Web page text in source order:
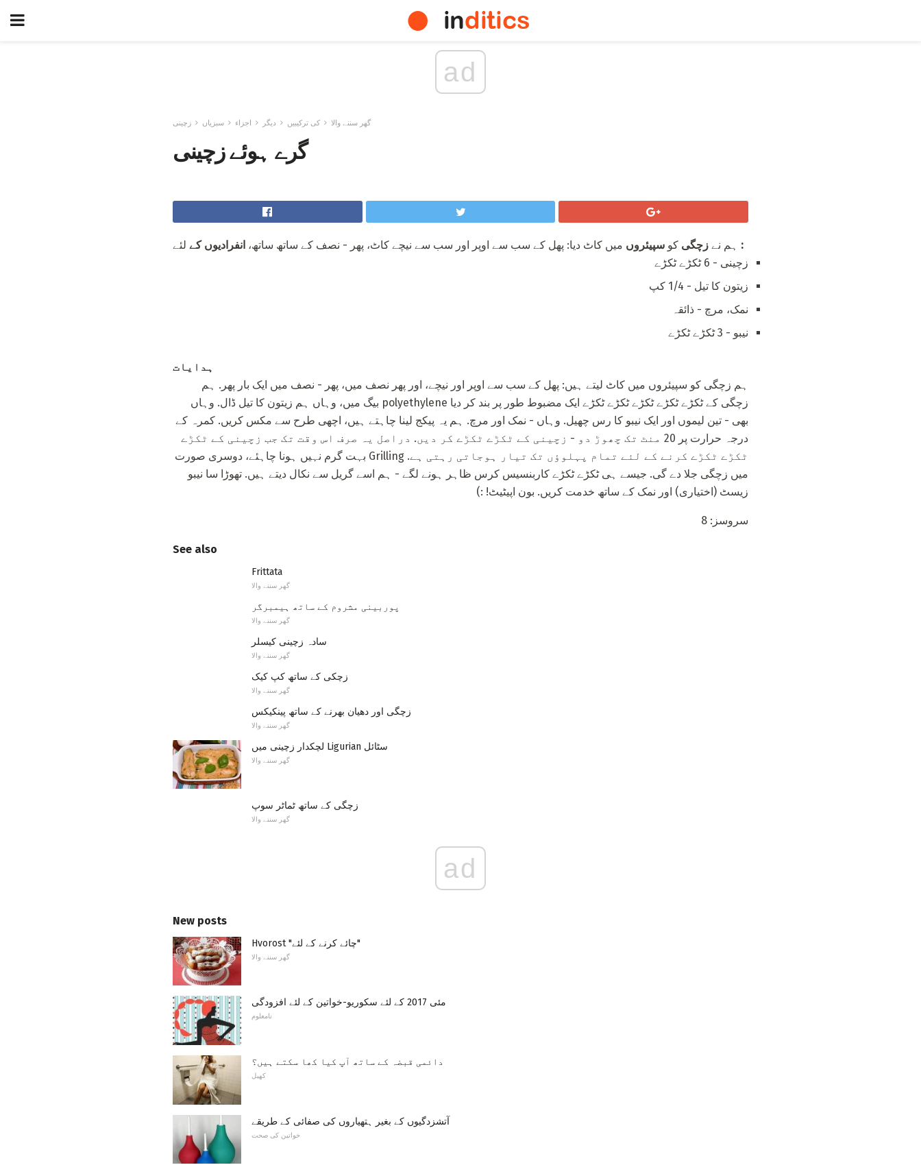
ad
گھر سننے والا کی ترکیبیں دیگر اجزاء سبزیاں زچینی
گرے ہوئے زچینی
ہم نے زچگی کو سپیئروں میں کاٹ دیا: پھل کے سب سے اوپر اور سب سے نیچے کاٹ، پھر - نصف کے ساتھ ساتھ، انفرادیوں کے
:
زچینی - 6 ٹکڑے ٹکڑے
زیتون کا تیل - 1/4 کپ
نمک، مرچ - ذائقہ
نیبو - 3 ٹکڑے ٹکڑے
ہدایات
ہم زچگی کو سپیئروں میں کاٹ لیتے ہیں: پھل کے سب سے اوپر اور نیچے، اور پھر نصف میں، پھر - نصف میں ایک بار پھر. ہم
زچگی کے ٹکڑے ٹکڑے ٹکڑے ٹکڑے ٹکڑے ایک مضبوط طور پر بند کر دیا polyethylene بیگ میں، وہاں ہم زیتون کا تیل ڈال. وہاں
بھی - تین لیموں اور ایک نیبو کا رس چھیل. وہاں - نمک اور مرچ. ہم یہ پیکج لینا چاہتے ہیں، اچھی طرح سے مکس کریں. کمرہ کے
درجہ حرارت پر 20 منٹ تک چھوڑ دو - زچینی کے ٹکڑے ٹکڑے کر دیں. دراصل یہ صرف اس وقت تک جب زچینی کے ٹکڑے
ٹکڑے ٹکڑے کرنے کے لئے تمام پہلوؤں تک تیار ہوجاتی رہتی ہے. Grilling بہت گرم نہیں ہونا چاہئے، دوسری صورت
میں زچگی جلا دے گی. جیسے ہی ٹکڑے ٹکڑے کاربنسیس کرس ظاہر ہونے لگے - ہم اسے گریل سے نکال دیتے ہیں. تھوڑا سا نیبو
زیسٹ (اختیاری) اور نمک کے ساتھ خدمت کریں. بون اپیٹیٹ! :)
سروسز: 8
See also
Frittata
گھر سننے والا
پوربینی مشروم کے ساتھ ہیمبرگر
گھر سننے والا
سادہ زچینی کیسلر
گھر سننے والا
زچکی کے ساتھ کپ کیک
گھر سننے والا
زچگی اور دھیان بھرنے کے ساتھ پینکیکس
گھر سننے والا
لچکدار زچینی میں Ligurian سٹائل
گھر سننے والا
زچگی کے ساتھ ٹماٹر سوپ
گھر سننے والا
ad
New posts
Hvorost "چائے کرنے کے لئے"
گھر سننے والا
مئی 2017 کے لئے سکوریو-خواتین کے لئے افزودگی
نامعلوم
دائمی قبضہ کے ساتھ آپ کیا کھا سکتے ہیں؟
کھیل
آتشزدگیوں کے بغیر ہتھیاروں کی صفائی کے طریقے
خواتین کی صحت